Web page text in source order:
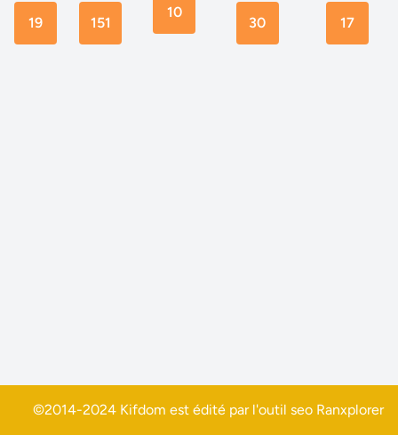
19
151
10
30
17
©2014-2024 Kifdom est édité par l'outil seo Ranxplorer